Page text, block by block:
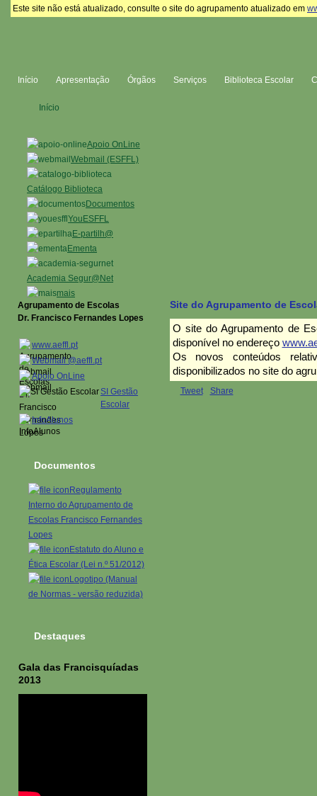
Este site não está atualizado, consulte o site do agrupamento atualizado em
Início Apresentação Órgãos Serviços Biblioteca Escolar
Apoio OnLine
Webmail (ESFFL)
Catálogo Biblioteca
Documentos
YouESFFL
E-partilh@
Ementa
Academia Segur@Net
mais
Início
Site do Agrupamento de
O site do Agrupamento de
disponível no endereço
Os novos conteúdos
disponibilizados no site do
Tweet Share
Agrupamento de Escolas
Dr. Francisco Fernandes Lopes
www.aeffl.pt
Webmail @aeffl.pt
Apoio OnLine
SI Gestão
Escolar
InfoAlunos
Documentos
Regulamento
Interno do Agrupamento de
Escolas Francisco Fernandes
Lopes
Estatuto do Aluno e
Ética Escolar (Lei n.º 51/2012)
Logotipo (Manual
de Normas - versão reduzida)
Destaques
Gala das Francisquíadas
2013